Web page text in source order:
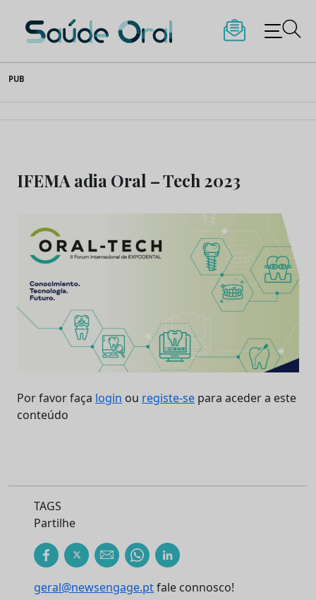
to
content
Saúde Oral
PUB
IFEMA adia Oral – Tech 2023
Por favor faça login ou registe-se para aceder a este
conteúdo
TAGS
Partilhe
geral@newsengage.ptfale connosco!